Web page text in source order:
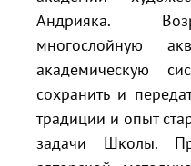
Андрияка.
многослойную
академическую
сохранить и
традиции и опыт
задачи Школы.